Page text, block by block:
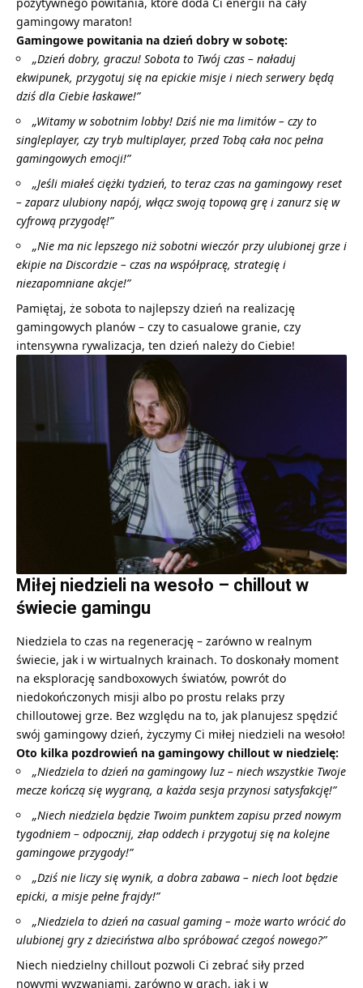
gamingowy maraton!
Gamingowe powitania na dzień dobry w sobotę:
„Dzień dobry, graczu! Sobota to Twój czas – naładuj
ekwipunek, przygotuj się na epickie misje i niech serwery będą
dziś dla Ciebie łaskawe!”
„Witamy w sobotnim lobby! Dziś nie ma limitów – czy to
singleplayer, czy tryb multiplayer, przed Tobą cała noc pełna
gamingowych emocji!”
„Jeśli miałeś ciężki tydzień, to teraz czas na gamingowy reset
– zaparz ulubiony napój, włącz swoją topową grę i zanurz się w
cyfrową przygodę!”
„Nie ma nic lepszego niż sobotni wieczór przy ulubionej grze i
ekipie na Discordzie – czas na współpracę, strategię i
niezapomniane akcje!”
Pamiętaj, że sobota to najlepszy dzień na realizację
gamingowych planów – czy to casualowe granie, czy
intensywna rywalizacja, ten dzień należy do Ciebie!
Miłej niedzieli na wesoło – chillout w
świecie gamingu
Niedziela to czas na regenerację – zarówno w realnym
świecie, jak i w wirtualnych krainach. To doskonały moment
na eksplorację sandboxowych światów, powrót do
niedokończonych misji albo po prostu relaks przy
chilloutowej grze. Bez względu na to, jak planujesz spędzić
swój gamingowy dzień, życzymy Ci miłej niedzieli na wesoło!
Oto kilka pozdrowień na gamingowy chillout w niedzielę:
„Niedziela to dzień na gamingowy luz – niech wszystkie Twoje
mecze kończą się wygraną, a każda sesja przynosi satysfakcję!”
„Niech niedziela będzie Twoim punktem zapisu przed nowym
tygodniem – odpocznij, złap oddech i przygotuj się na kolejne
gamingowe przygody!”
„Dziś nie liczy się wynik, a dobra zabawa – niech loot będzie
epicki, a misje pełne frajdy!”
„Niedziela to dzień na casual gaming – może warto wrócić do
ulubionej gry z dzieciństwa albo spróbować czegoś nowego?”
Niech niedzielny chillout pozwoli Ci zebrać siły przed
nowymi wyzwaniami, zarówno w grach, jak i w